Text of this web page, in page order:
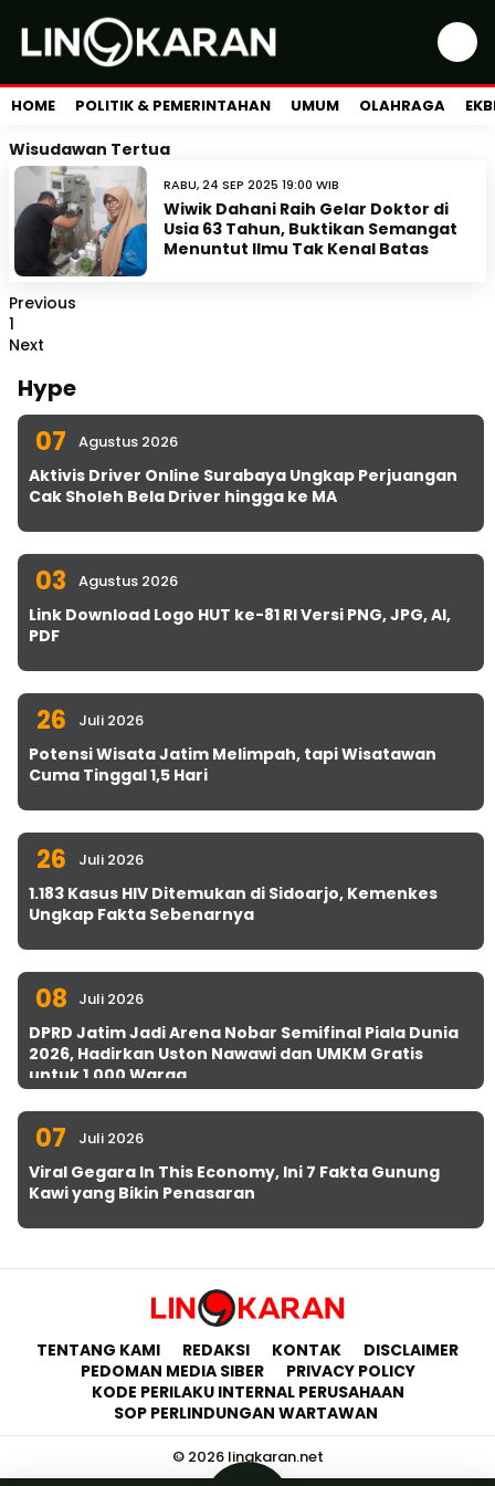
HOME POLITIK & PEMERINTAHAN UMUM OLAHRAGA
Wisudawan Tertua
RABU, 24 SEP 2025 19:00 WIB
Wiwik Dahani Raih Gelar Doktor di
Usia 63 Tahun, Buktikan Semangat
Menuntut Ilmu Tak Kenal Batas
Previous
1
Next
Hype
07 Agustus 2026
Aktivis Driver Online Surabaya Ungkap Perjuangan
Cak Sholeh Bela Driver hingga ke MA
03 Agustus 2026
Link Download Logo HUT ke-81 RI Versi PNG, JPG, AI,
PDF
26 Juli 2026
Potensi Wisata Jatim Melimpah, tapi Wisatawan
Cuma Tinggal 1,5 Hari
26 Juli 2026
1.183 Kasus HIV Ditemukan di Sidoarjo, Kemenkes
Ungkap Fakta Sebenarnya
08 Juli 2026
DPRD Jatim Jadi Arena Nobar Semifinal Piala Dunia
2026, Hadirkan Uston Nawawi dan UMKM Gratis
untuk 1.000 Warga
07 Juli 2026
Viral Gegara In This Economy, Ini 7 Fakta Gunung
Kawi yang Bikin Penasaran
TENTANG KAMI REDAKSI KONTAK
DISCLAIMER
PEDOMAN MEDIA SIBER
PRIVACY POLICY
KODE PERILAKU INTERNAL PERUSAHAAN
SOP PERLINDUNGAN WARTAWAN
© 2026 lingkaran.net